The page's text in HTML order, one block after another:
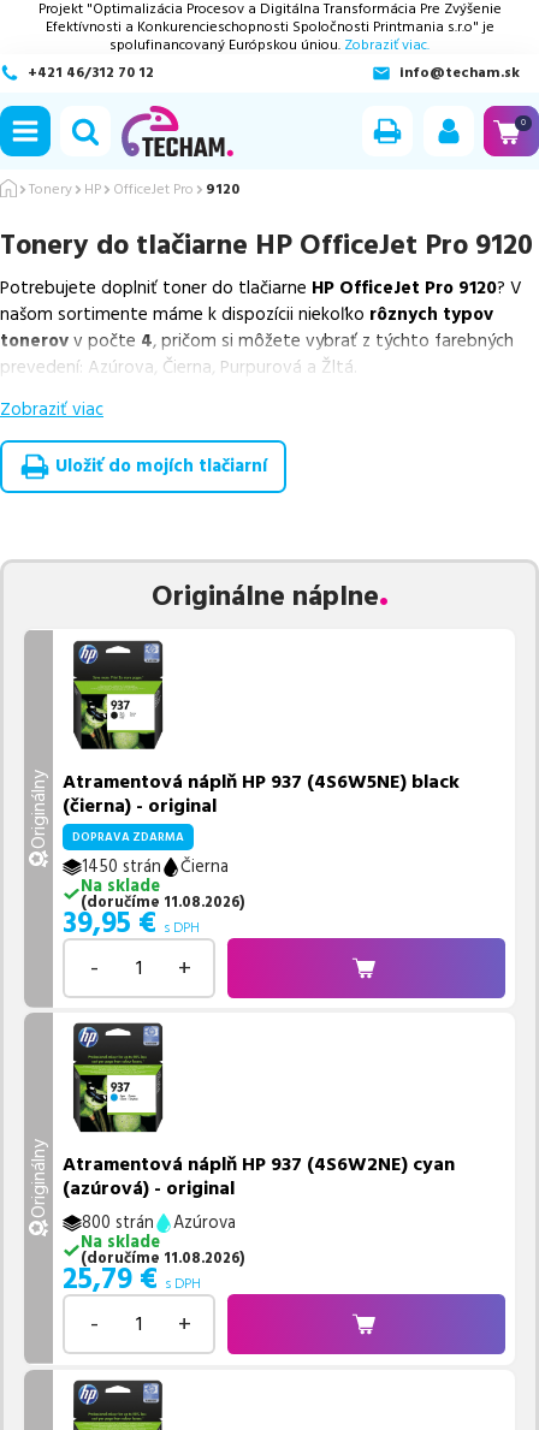
Projekt "Optimalizácia Procesov a Digitálna Transformácia Pre Zvýšenie
Efektívnosti a Konkurencieschopnosti Spoločnosti Printmania s.r.o" je
spolufinancovaný Európskou úniou. Zobraziť viac.
+421 46/312 70 12
info@techam.sk
0
Tonery HP OfficeJet Pro 9120
Tonery do tlačiarne HP OfficeJet Pro 9120
Potrebujete doplniť toner do tlačiarne HP OfficeJet Pro 9120? V
našom sortimente máme k dispozícii niekoľko rôznych typov
tonerovv počte 4, pričom si môžete vybrať z týchto farebných
prevedení: Azúrova, Čierna, Purpurová a Žltá.
Z uvedeného množstva dostupných náplní
náplnev počte4ks.
Celá táto certifikovaná ponuka, spĺňajúca normy ISO 9001 a 14001,
Vieme, že pri nákupe zohráva dôležitú úlohu aj dostupnosť. Preto
pravidelne naskladňovať produkty, aby boli ihneď k
dispozícii na odoslanie.
ponuke 4 ks tonerov,
Ak si pri výbere nie ste istí, ktoré riešenie je pre vaše potreby
najvhodnejšie, alebo máte akékoľvek ďalšie otázky, môžete sa na
nás kedykoľvek obrátiť e-mailom alebo telefonicky. Sme tu, aby
sme vám pomohli vybrať to najlepšie riešenie.
Zobraziť viac
Uložiť do mojích tlačiarní
Originálne náplne
Originálny Atramentová náplň HP 937 (4S6W5NE) black
(čierna) - original
DOPRAVA ZDARMA
1450 strán
Čierna
Na sklade
(doručíme 11.08.2026)
39,95 € s DPH
- +
Originálny Atramentová náplň HP 937 (4S6W2NE) cyan
(azúrová) - original
800 strán
Azúrova
Na sklade
(doručíme 11.08.2026)
25,79 € s DPH
- +